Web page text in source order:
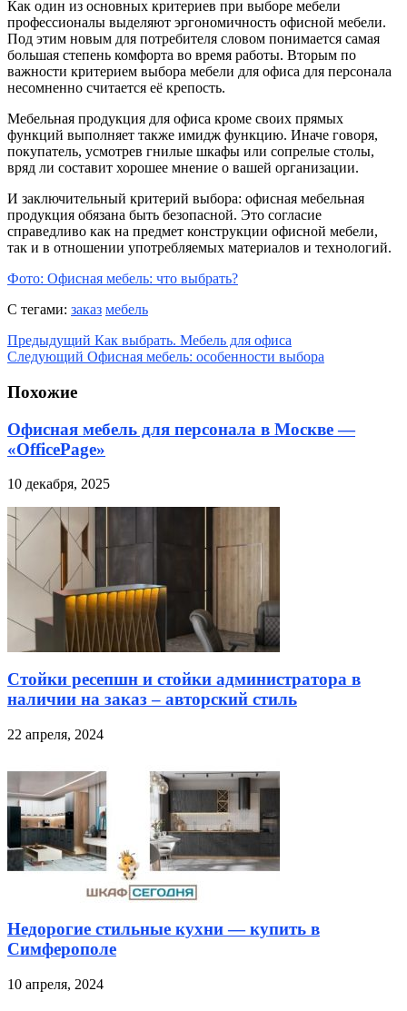
Как один из основных критериев при выборе мебели
профессионалы выделяют эргономичность офисной мебели.
Под этим новым для потребителя словом понимается самая
большая степень комфорта во время работы. Вторым по
важности критерием выбора мебели для офиса для персонала
несомненно считается её крепость.
Мебельная продукция для офиса кроме своих прямых
функций выполняет также имидж функцию. Иначе говоря,
покупатель, усмотрев гнилые шкафы или сопрелые столы,
вряд ли составит хорошее мнение о вашей организации.
И заключительный критерий выбора: офисная мебельная
продукция обязана быть безопасной. Это согласие
справедливо как на предмет конструкции офисной мебели,
так и в отношении употребляемых материалов и технологий.
Фото: Офисная мебель: что выбрать?
С тегами: заказ мебель
Предыдущий Как выбрать. Мебель для офиса
Следующий Офисная мебель: особенности выбора
Похожие
Офисная мебель для персонала в Москве —
«OfficePage»
10 декабря, 2025
Стойки ресепшн и стойки администратора в
наличии на заказ – авторский стиль
22 апреля, 2024
Недорогие стильные кухни — купить в
Симферополе
10 апреля, 2024